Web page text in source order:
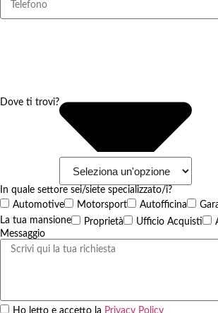
Dove ti trovi?
In quale settore sei/siete specializzato/i?
Automotive
Motorsport Autofficina
La tua mansione
Proprietà Ufficio Acquisti
Messaggio
Ho letto e accetto la Privacy Policy